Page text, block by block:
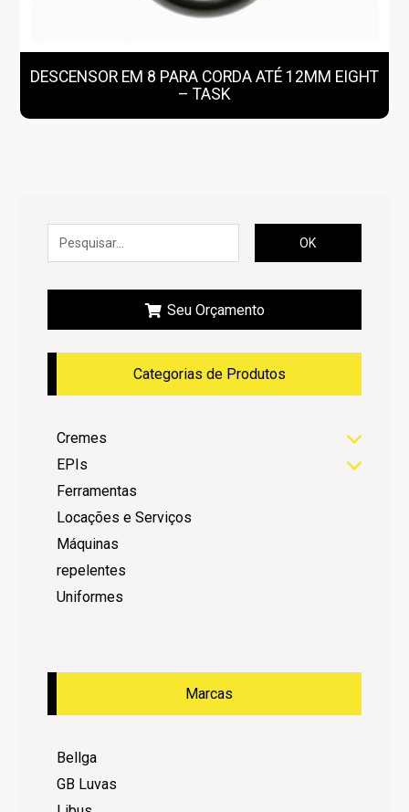
DESCENSOR EM 8 PARA CORDA ATÉ 12MM EIGHT
– TASK
OK
Seu Orçamento
Categorias de Produtos
Cremes
EPIs
Ferramentas
Locações e Serviços
Máquinas
repelentes
Uniformes
Marcas
Bellga
GB Luvas